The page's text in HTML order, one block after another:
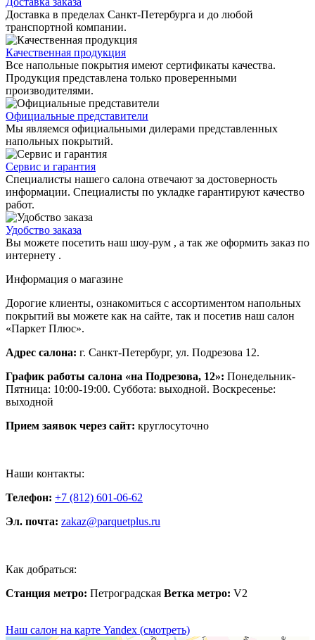
Доставка в пределах Санкт-Петербурга и до любой
транспортной компании.
Качественная продукция
Все напольные покрытия имеют сертификаты качества.
Продукция представлена только проверенными
производителями.
Официальные представители
Мы являемся официальными дилерами представленных
напольных покрытий.
Сервис и гарантия
Специалисты нашего салона отвечают за достоверность
информации. Специалисты по укладке гарантируют качество
работ.
Удобство заказа
Вы можете посетить наш шоу-рум , а так же оформить заказ по
интернету .
Информация о магазине
Дорогие клиенты, ознакомиться с ассортиментом напольных
покрытий вы можете как на сайте, так и посетив наш салон
«Паркет Плюс».
Адрес салона: г. Санкт-Петербург, ул. Подрезова 12.
График работы салона «на Подрезова, 12»: Понедельник-
Пятница: 10:00-19:00. Суббота: выходной. Воскресенье:
выходной
Прием заявок через сайт: круглосуточно
Наши контакты:
Телефон: +7 (812) 601-06-62
Эл. почта: zakaz@parquetplus.ru
Как добраться:
Станция метро: Петроградская Ветка метро: V2
Наш салон на карте Yandex (смотреть)